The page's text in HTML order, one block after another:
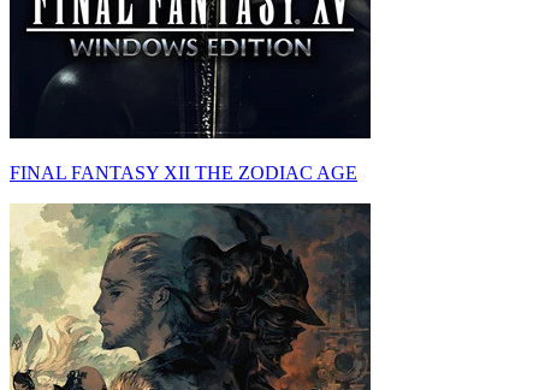
FINAL FANTASY XII THE ZODIAC AGE